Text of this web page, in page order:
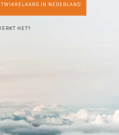
IN NEDERLAND
HET?